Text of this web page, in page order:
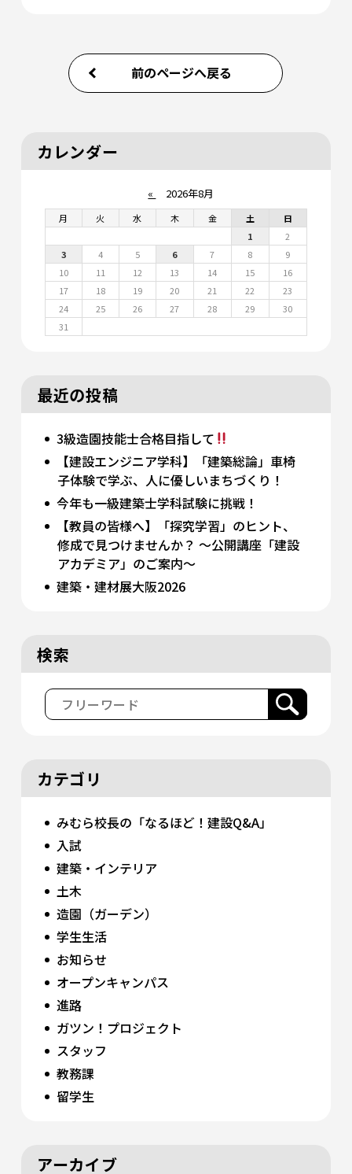
前のページへ戻る
カレンダー
« 2026年8月
月 火 水 木 金 土
日
1
2
3
4 5 6 7 8
9
10
11 12 13 14 15
16
17
18 19 20 21 22
23
24
25 26 27 28 29
30
31
最近の投稿
3級造園技能士合格目指して
【建設エンジニア学科】「建築総論」車椅
子体験で学ぶ、人に優しいまちづくり！
今年も一級建築士学科試験に挑戦！
【教員の皆様へ】「探究学習」のヒント、
修成で見つけませんか？ 〜公開講座「建設
アカデミア」のご案内〜
建築・建材展大阪2026
検索
カテゴリ
みむら校長の「なるほど！建設Q&A」
入試
建築・インテリア
土木
造園（ガーデン）
学生生活
お知らせ
オープンキャンパス
進路
ガツン！プロジェクト
スタッフ
教務課
留学生
アーカイブ